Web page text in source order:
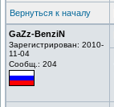
Вернуться к началу
GaZz-BenziN
Зарегистрирован: 2010-
11-04
Сообщ.: 204